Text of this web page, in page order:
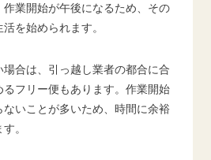
作業開始が午後になるため、その
を始められます。
場合は、引っ越し業者の都合に合
フリー便もあります。作業開始
いことが多いため、時間に余裕
。